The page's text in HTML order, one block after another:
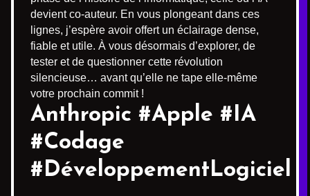
devient co-auteur. En vous plongeant dans ces
lignes, j’espère avoir offert un éclairage dense,
fiable et utile. À vous désormais d’explorer, de
tester et de questionner cette révolution
silencieuse… avant qu’elle ne tape elle-même
votre prochain commit !
Anthropic #Apple #IA
#Codage
#DéveloppementLogiciel